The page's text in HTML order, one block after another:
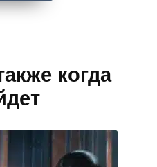
когда